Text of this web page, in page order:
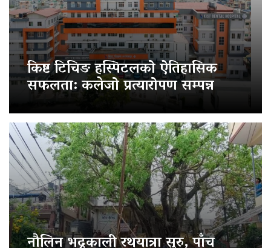
किष्ट टिचिङ हस्पिटलको ऐतिहासिक
सफलता: कलेजो प्रत्यारोपण सम्पन्न